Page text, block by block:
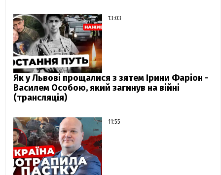
13:03
Як у Львові прощалися з зятем Ірини Фаріон -
Василем Особою, який загинув на війні
(трансляція)
11:55